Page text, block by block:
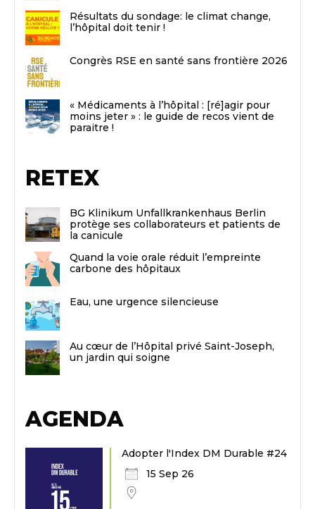
Résultats du sondage: le climat change,
l’hôpital doit tenir !
Congrès RSE en santé sans frontière 2026
« Médicaments à l’hôpital : [ré]agir pour
moins jeter » : le guide de recos vient de
paraitre !
RETEX
BG Klinikum Unfallkrankenhaus Berlin
protège ses collaborateurs et patients de
la canicule
Quand la voie orale réduit l’empreinte
carbone des hôpitaux
Eau, une urgence silencieuse
Au cœur de l’Hôpital privé Saint-Joseph,
un jardin qui soigne
AGENDA
Adopter l'Index DM Durable #24
15 Sep 26